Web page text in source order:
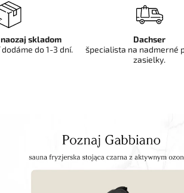
skladom
do 1-3 dní.
Dachser
špecialista na nadmerné
zasielky.